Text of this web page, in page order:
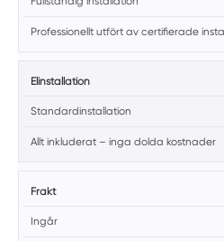
Professionellt utfört av certifierade
Elinstallation
Standardinstallation
Allt inkluderat – inga dolda kostnader
Frakt
Ingår